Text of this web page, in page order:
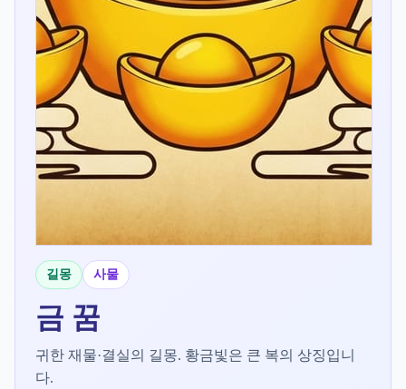
길몽 사물
금 꿈
귀한 재물·결실의 길몽. 황금빛은 큰 복의 상징입니
다.